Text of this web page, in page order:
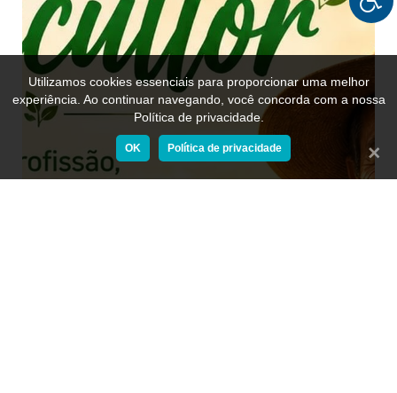
Utilizamos cookies essenciais para proporcionar uma melhor
experiência. Ao continuar navegando, você concorda com a nossa
Política de privacidade.
OK Política de privacidade Fechar